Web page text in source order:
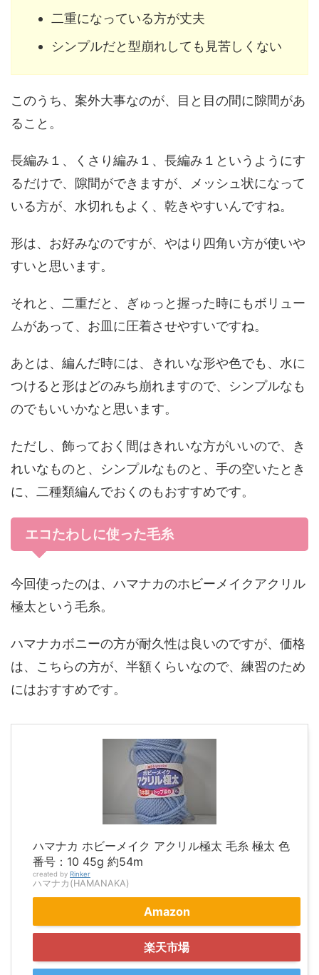
二重になっている方が丈夫
シンプルだと型崩れしても見苦しくない
このうち、案外大事なのが、目と目の間に隙間があ
ること。
長編み１、くさり編み１、長編み１というようにす
るだけで、隙間ができますが、メッシュ状になって
いる方が、水切れもよく、乾きやすいんですね。
形は、お好みなのですが、やはり四角い方が使いや
すいと思います。
それと、二重だと、ぎゅっと握った時にもボリュー
ムがあって、お皿に圧着させやすいですね。
あとは、編んだ時には、きれいな形や色でも、水に
つけると形はどのみち崩れますので、シンプルなも
のでもいいかなと思います。
ただし、飾っておく間はきれいな方がいいので、き
れいなものと、シンプルなものと、手の空いたとき
に、二種類編んでおくのもおすすめです。
エコたわしに使った毛糸
今回使ったのは、ハマナカのホビーメイクアクリル
極太という毛糸。
ハマナカボニーの方が耐久性は良いのですが、価格
は、こちらの方が、半額くらいなので、練習のため
にはおすすめです。
ハマナカ ホビーメイク アクリル極太 毛糸 極太 色
番号：10 45g 約54m
created by Rinker
ハマナカ(HAMANAKA)
Amazon
楽天市場